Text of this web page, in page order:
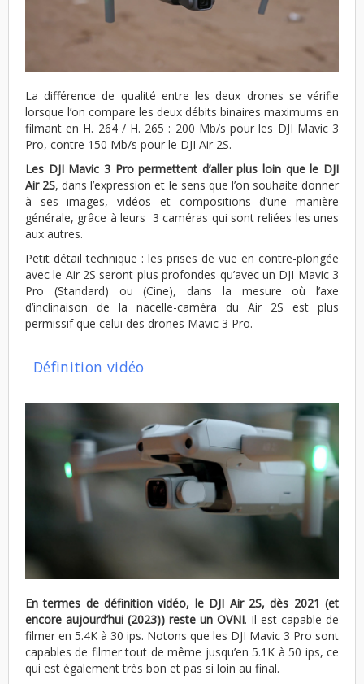
La différence de qualité entre les deux drones se vérifie
lorsque l’on compare les deux débits binaires maximums en
filmant en H. 264 / H. 265 : 200 Mb/s pour les DJI Mavic 3
Pro, contre 150 Mb/s pour le DJI Air 2S.
Les DJI Mavic 3 Pro permettent d’aller plus loin que le DJI
Air 2S, dans l’expression et le sens que l’on souhaite donner
à ses images, vidéos et compositions d’une manière
générale, grâce à leurs 3 caméras qui sont reliées les unes
aux autres.
Petit détail technique : les prises de vue en contre-plongée
avec le Air 2S seront plus profondes qu’avec un DJI Mavic 3
Pro (Standard) ou (Cine), dans la mesure où l’axe
d’inclinaison de la nacelle-caméra du Air 2S est plus
permissif que celui des drones Mavic 3 Pro.
Définition vidéo
En termes de définition vidéo, le DJI Air 2S, dès 2021 (et
encore aujourd’hui (2023)) reste un OVNI. Il est capable de
filmer en 5.4K à 30 ips. Notons que les DJI Mavic 3 Pro sont
capables de filmer tout de même jusqu’en 5.1K à 50 ips, ce
qui est également très bon et pas si loin au final.